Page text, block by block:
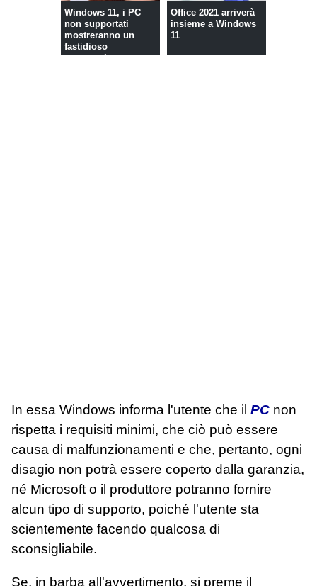
Windows 11, i PC
non supportati
mostreranno un
fastidioso
messaggio
Office 2021 arriverà
insieme a Windows
11
In essa Windows informa l'utente che il PC non
rispetta i requisiti minimi, che ciò può essere
causa di malfunzionamenti e che, pertanto, ogni
disagio non potrà essere coperto dalla garanzia,
né Microsoft o il produttore potranno fornire
alcun tipo di supporto, poiché l'utente sta
scientemente facendo qualcosa di
sconsigliabile.
Se, in barba all'avvertimento, si preme il